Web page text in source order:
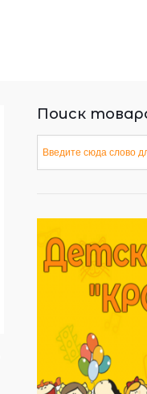
Поиск